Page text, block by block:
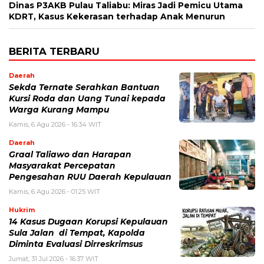
Dinas P3AKB Pulau Taliabu: Miras Jadi Pemicu Utama
KDRT, Kasus Kekerasan terhadap Anak Menurun
BERITA TERBARU
Daerah
Sekda Ternate Serahkan Bantuan
Kursi Roda dan Uang Tunai kepada
Warga Kurang Mampu
Kamis, 6 Agu 2026 - 16:34 WIT
Daerah
Graal Taliawo dan Harapan
Masyarakat Percepatan
Pengesahan RUU Daerah Kepulauan
Kamis, 6 Agu 2026 - 01:25 WIT
Hukrim
14 Kasus Dugaan Korupsi Kepulauan
Sula Jalan di Tempat, Kapolda
Diminta Evaluasi Dirreskrimsus
Jumat, 31 Jul 2026 - 16:37 WIT